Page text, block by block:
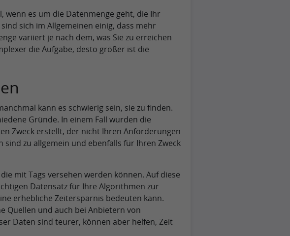
wenn es um die Datenmenge geht, die Ihr
sich im Allgemeinen einig, dass mehr
variiert je nach dem, was Sie zu erreichen
die Aufgabe, desto größer ist die
kann es schwierig sein, sie zu finden.
Gründe. In einem Fall wurden die
Zweck erstellt, der nicht Ihren Anforderungen
zu allgemein und ebenfalls für Ihren Zweck
mit Tags versehen werden können. Auf diese
Datensatz für Ihre Algorithmen zur
erhebliche Zeitersparnis bedeuten kann.
Quellen und auch bei Anbietern von
Daten sind teurer, können aber helfen, Zeit